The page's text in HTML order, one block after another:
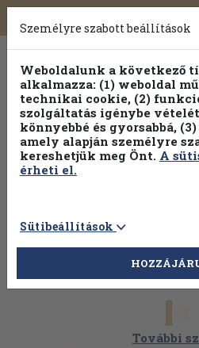
Toggle
navigation
Válogasson több mint
Hobbi témakörökben
További
Személyre szabott beállítások
Weboldalunk a következő
alkalmazza: (1) weboldal
technikai cookie, (2)
szolgáltatás igénybe
könnyebbé és gyorsabbá,
amely alapján személyre
kereshetjük meg Önt. A
érheti el.
Sütibeállítások